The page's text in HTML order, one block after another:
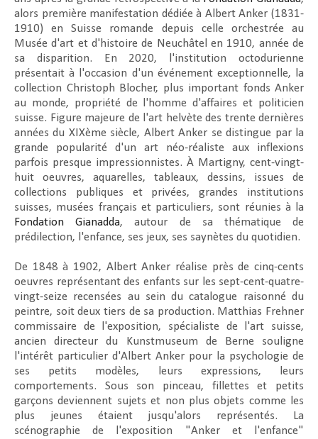
alors première manifestation dédiée à Albert Anker (1831-
1910) en Suisse romande depuis celle orchestrée au
Musée d'art et d'histoire de Neuchâtel en 1910, année de
sa disparition. En 2020, l'institution octodurienne
présentait à l'occasion d'un événement exceptionnelle, la
collection Christoph Blocher, plus important fonds Anker
au monde, propriété de l'homme d'affaires et politicien
suisse. Figure majeure de l'art helvète des trente dernières
années du XIXème siècle, Albert Anker se distingue par la
grande popularité d'un art néo-réaliste aux inflexions
parfois presque impressionnistes. À Martigny, cent-vingt-
huit oeuvres, aquarelles, tableaux, dessins, issues de
collections publiques et privées, grandes institutions
suisses, musées français et particuliers, sont réunies à la
Fondation Gianadda, autour de sa thématique de
prédilection, l'enfance, ses jeux, ses saynètes du quotidien.
De 1848 à 1902, Albert Anker réalise près de cinq-cents
oeuvres représentant des enfants sur les sept-cent-quatre-
vingt-seize recensées au sein du catalogue raisonné du
peintre, soit deux tiers de sa production. Matthias Frehner
commissaire de l'exposition, spécialiste de l'art suisse,
ancien directeur du Kunstmuseum de Berne souligne
l'intérêt particulier d'Albert Anker pour la psychologie de
ses petits modèles, leurs expressions, leurs
comportements. Sous son pinceau, fillettes et petits
garçons deviennent sujets et non plus objets comme les
plus jeunes étaient jusqu'alors représentés. La
scénographie de l'exposition "Anker et l'enfance"